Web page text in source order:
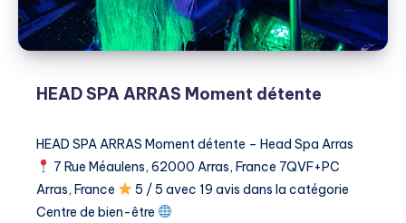
HEAD SPA ARRAS Moment détente
HEAD SPA ARRAS Moment détente – Head Spa Arras
7 Rue Méaulens, 62000 Arras, France 7QVF+PC
Arras, France
5 / 5 avec 19 avis dans la catégorie ​
Centre de bien-être